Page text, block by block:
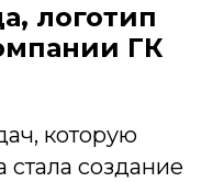
логотип
ГК
которую
создание